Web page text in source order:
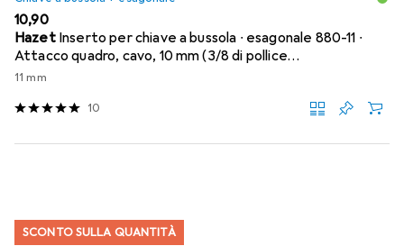
EUR
10,90
Hazet Inserto per chiave a bussola ∙ esagonale 880-11 ∙
Attacco quadro, cavo, 10 mm (3/8 di pollice…
11 mm
10
SCONTO SULLA QUANTITÀ